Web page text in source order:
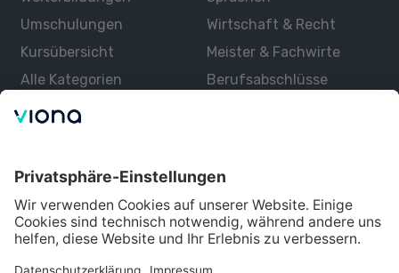
Umschulungen
Kursübersicht
Alle Kategorien
Wirtschaft & Recht
Meister & Fachwirte
Berufsabschlüsse
Über uns
Lernen mit Viona
Alle Partner
Partner werden